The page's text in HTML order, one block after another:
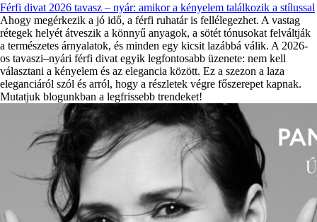
Férfi divat 2026 tavasz – nyár: amikor a kényelem találkozik a stílussal
Ahogy megérkezik a jó idő, a férfi ruhatár is fellélegezhet. A vastag
rétegek helyét átveszik a könnyű anyagok, a sötét tónusokat felváltják
a természetes árnyalatok, és minden egy kicsit lazábbá válik. A 2026-
os tavaszi–nyári férfi divat egyik legfontosabb üzenete: nem kell
választani a kényelem és az elegancia között. Ez a szezon a laza
eleganciáról szól és arról, hogy a részletek végre főszerepet kapnak.
Mutatjuk blogunkban a legfrissebb trendeket!